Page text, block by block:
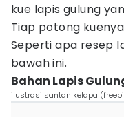
kue lapis gulung
Tiap potong
Seperti apa resep
bawah ini.
Bahan Lapis
ilustrasi santan kelapa